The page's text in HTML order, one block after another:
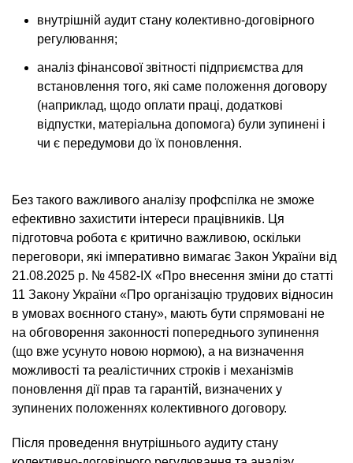
внутрішній аудит стану колективно-договірного
регулювання;
аналіз фінансової звітності підприємства для
встановлення того, які саме положення договору
(наприклад, щодо оплати праці, додаткові
відпустки, матеріальна допомога) були зупинені і
чи є передумови до їх поновлення.
Без такого важливого аналізу профспілка не зможе
ефективно захистити інтереси працівників. Ця
підготовча робота є критично важливою, оскільки
переговори, які імперативно вимагає Закон України від
21.08.2025 р. № 4582-IX «Про внесення зміни до статті
11 Закону України «Про організацію трудових відносин
в умовах воєнного стану», мають бути спрямовані не
на обговорення законності попереднього зупинення
(що вже усунуто новою нормою), а на визначення
можливості та реалістичних строків і механізмів
поновлення дії прав та гарантій, визначених у
зупинених положеннях колективного договору.
Після проведення внутрішнього аудиту стану